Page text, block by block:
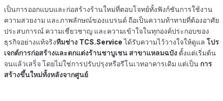
เป็นการออกแบบและก่อสร้างร้านใหม่ที่ตอบโจทย์ทั้งฟังก์ชันการใช้งาน
ความสวยงาม และภาพลักษณ์ของแบรนด์ ถือเป็นความท้าทายที่ต้องอาศัย
ประสบการณ์ ความเชี่ยวชาญ และความเข้าใจในทุกองค์ประกอบของ
ธุรกิจอย่างแท้จริงทีมช่าง TCS.Serviceได้รับความไว้วางใจให้ดูแล โปร
เจกต์การก่อสร้างและตกแต่งร้านชาบูเชน สาขาแหลมฉบัง ตั้งแต่เริ่มต้น
จนแล้วเสร็จ โดยไม่ใช่การปรับปรุงหรือรีโนเวทอาคารเดิม แต่เป็น การ
สร้างขึ้นใหม่ทั้งหลังจากศูนย์